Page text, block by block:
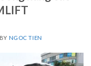
NGOC TIEN